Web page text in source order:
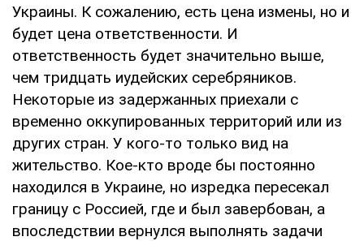
Украины. К сожалению, есть цена измены, но и
будет цена ответственности. И
ответственность будет значительно выше,
чем тридцать иудейских серебряников.
Некоторые из задержанных приехали с
временно оккупированных территорий или из
других стран. У кого-то только вид на
жительство. Кое-кто вроде бы постоянно
находился в Украине, но изредка пересекал
границу с Россией, где и был завербован, а
впоследствии вернулся выполнять задачи